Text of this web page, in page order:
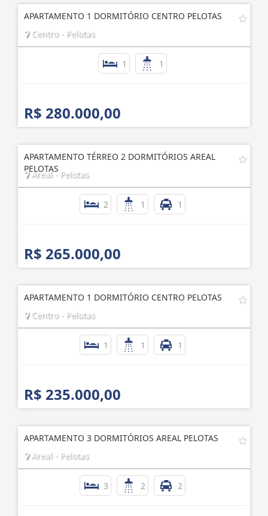
APARTAMENTO 1 DORMITÓRIO CENTRO PELOTAS
Centro - Pelotas
1 1
R$ 280.000,00
APARTAMENTO TÉRREO 2 DORMITÓRIOS AREAL
PELOTAS
Areal - Pelotas
2 1 1
R$ 265.000,00
APARTAMENTO 1 DORMITÓRIO CENTRO PELOTAS
Centro - Pelotas
1 1 1
R$ 235.000,00
APARTAMENTO 3 DORMITÓRIOS AREAL PELOTAS
Areal - Pelotas
3 2 2